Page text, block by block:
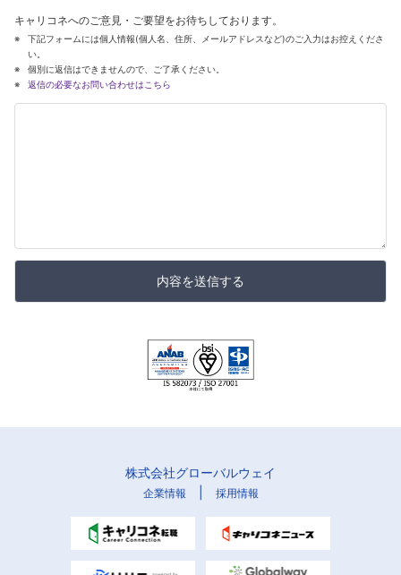
キャリコネへのご意見・ご要望をお待ちしております。
下記フォームには個人情報(個人名、住所、メールアドレスなど)のご入力はお控えくださ
い。
個別に返信はできませんので、ご了承ください。
返信の必要なお問い合わせはこちら
内容を送信する
株式会社グローバルウェイ
企業情報 採用情報